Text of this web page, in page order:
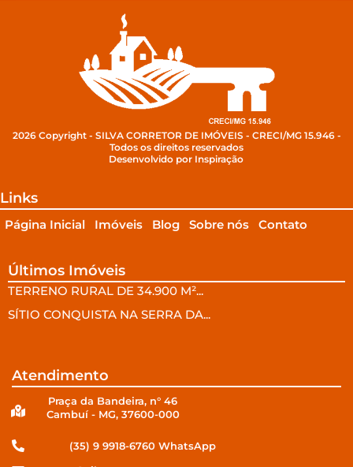
2026 Copyright - SILVA CORRETOR DE IMÓVEIS - CRECI/MG 15.946 -
Todos os direitos reservados
Desenvolvido por Inspiração
Links
Página Inicial Imóveis Blog Sobre nós Contato
Últimos Imóveis
TERRENO RURAL DE 34.900 M²...
SÍTIO CONQUISTA NA SERRA DA...
Atendimento
Praça da Bandeira, n° 46
Cambuí - MG, 37600-000
(35) 9 9918-6760 WhatsApp